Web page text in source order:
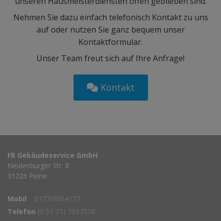
Nehmen Sie dazu einfach telefonisch Kontakt zu uns
auf oder nutzen Sie ganz bequem unser
Kontaktformular.
Unser Team freut sich auf Ihre Anfrage!
Kontakt
FR Gebäudeservice GmbH
Neidenburger Str. 8
31226 Peine
Mobil
0177/6064177
Telefon (0 51 71) 7697576